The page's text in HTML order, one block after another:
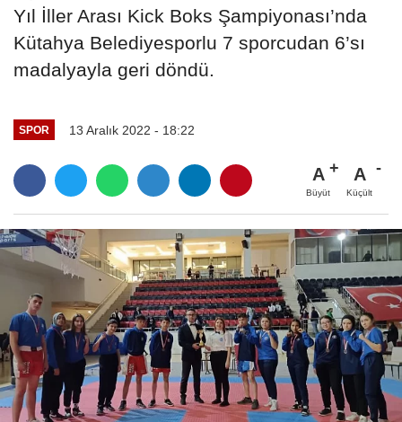
Yıl İller Arası Kick Boks Şampiyonası’nda
Kütahya Belediyesporlu 7 sporcudan 6’sı
madalyayla geri döndü.
SPOR 13 Aralık 2022 - 18:22
A
Büyüt
A
Küçült